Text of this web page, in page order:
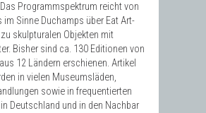
Programmspektrum reicht von
im Sinne Duchamps über Eat Art-
skulpturalen Objekten mit
Bisher sind ca. 130 Editionen von
12 Ländern erschienen. Artikel
in vielen Museumsläden,
sowie in frequentierten
Deutschland und in den Nachbar